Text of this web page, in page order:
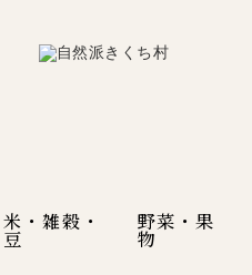
米・雑穀・
豆
野菜・果
物